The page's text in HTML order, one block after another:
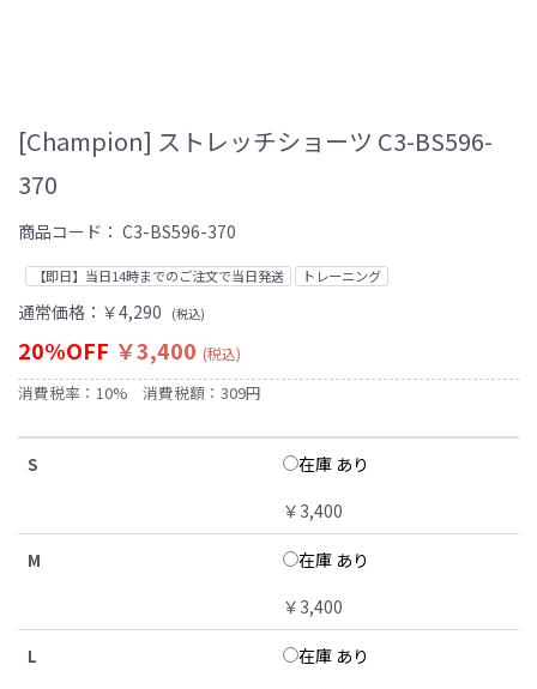
[Champion] ストレッチショーツ C3-BS596-
370
商品コード： C3-BS596-370
【即日】当日14時までのご注文で当日発送 トレーニング
通常価格： ￥4,290 (税込)
20%OFF ￥3,400 (税込)
消費税率：10% 消費税額：309円
S
在庫 あり
￥3,400
M
在庫 あり
￥3,400
L
在庫 あり